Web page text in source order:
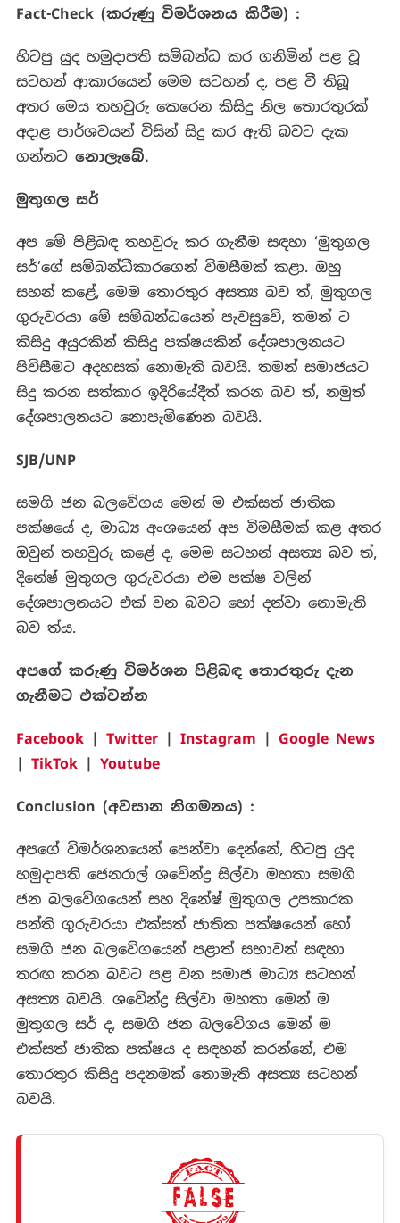
Fact-Check (කරුණු විමර්ශනය කිරීම) :
හිටපු යුද හමුදාපති සම්බන්ධ කර ගනිමින් පළ වූ
සටහන් ආකාරයෙන් මෙම සටහන් ද, පළ වී තිබූ
අතර මෙය තහවුරු කෙරෙන කිසිදු නිල තොරතුරක්
අදාළ පාර්ශවයන් විසින් සිදු කර ඇති බවට දැක
ගන්නට නොලැබේ.
මුතුගල සර්
අප මේ පිළිබඳ තහවුරු කර ගැනීම සඳහා ‘මුතුගල
සර්’ගේ සම්බන්ධීකාරගෙන් විමසීමක් කළා. ඔහු
සහන් කළේ, මෙම තොරතුර අසත්‍ය බව ත්, මුතුගල
ගුරුවරයා මේ සම්බන්ධයෙන් පැවසුවේ, තමන් ට
කිසිදු අයුරකින් කිසිදු පක්ෂයකින් දේශපාලනයට
පිවිසීමට අදහසක් නොමැති බවයි. තමන් සමාජයට
සිදු කරන සත්කාර ඉදිරියේදීත් කරන බව ත්, නමුත්
දේශපාලනයට නොපැමිණෙන බවයි.
SJB/UNP
සමගි ජන බලවේගය මෙන් ම එක්සත් ජාතික
පක්ෂයේ ද, මාධ්‍ය අංශයෙන් අප විමසීමක් කළ අතර
ඔවුන් තහවුරු කළේ ද, මෙම සටහන් අසත්‍ය බව ත්,
දිනේෂ් මුතුගල ගුරුවරයා එම පක්ෂ වලින්
දේශපාලනයට එක් වන බවට හෝ දන්වා නොමැති
බව ත්ය.
අපගේ කරුණු විමර්ශන පිළිබඳ තොරතුරු දැන
ගැනීමට එක්වන්න
Facebook| Twitter| Instagram | Google News
| TikTok | Youtube
Conclusion (අවසාන නිගමනය) :
අපගේ විමර්ශනයෙන් පෙන්වා දෙන්නේ, හිටපු යුද
හමුදාපති ජෙනරාල් ශවේන්ද්‍ර සිල්වා මහතා සමගි
ජන බලවේගයෙන් සහ දිනේෂ් මුතුගල උපකාරක
පන්ති ගුරුවරයා එක්සත් ජාතික පක්ෂයෙන් හෝ
සමගි ජන බලවේගයෙන් පළාත් සභාවන් සඳහා
තරඟ කරන බවට පළ වන සමාජ මාධ්‍ය සටහන්
අසත්‍ය බවයි. ශවේන්ද්‍ර සිල්වා මහතා මෙන් ම
මුතුගල සර් ද, සමගි ජන බලවේගය මෙන් ම
එක්සත් ජාතික පක්ෂය ද සඳහන් කරන්නේ, එම
තොරතුර කිසිදු පදනමක් නොමැති අසත්‍ය සටහන්
බවයි.